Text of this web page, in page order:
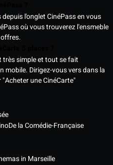
l'onglet CinéPass en vous
où vous trouverez l'ensmeble
très simple et tout se fait
mobile. Dirigez-vous vers dans la
une CinéCarte"
De la Comédie-Française
in Marseille